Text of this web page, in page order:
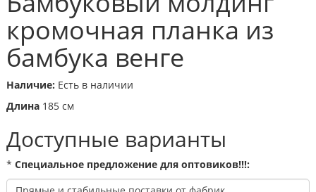
кромочная планка из
бамбука венге
Наличие: Есть в наличии
Длина 185 cм
Доступные варианты
* Специальное предложение для оптовиков!!!: